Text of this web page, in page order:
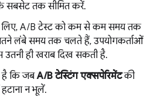
सबसेट तक सीमित करें.
लिए, A/B टेस्ट को कम से कम समय तक
लंबे समय तक चलते हैं, उपयोगकर्ताओं
उतनी ही खराब दिख सकती है.
है कि जबA/B टेस्टिंग एक्सपेरिमेंटकी
न भूलें.